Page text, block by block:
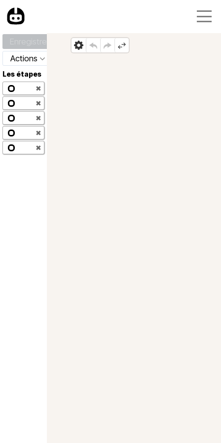
Actions
Les étapes
✖
✖
✖
✖
✖